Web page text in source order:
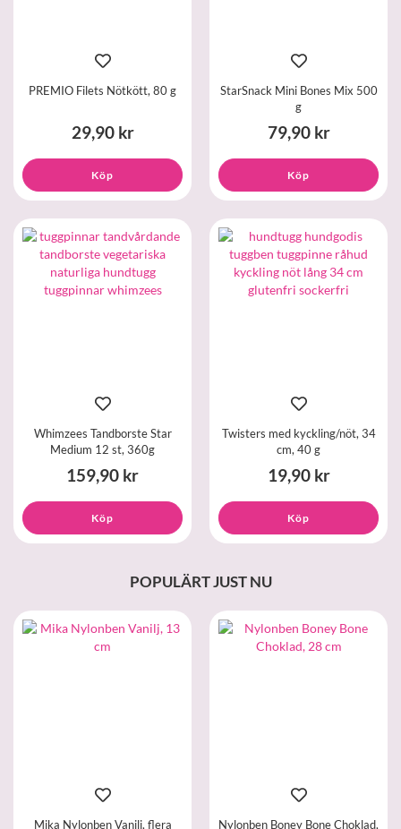
PREMIO Filets Nötkött, 80 g
29,90 kr
Köp
StarSnack Mini Bones Mix 500
g
79,90 kr
Köp
Whimzees Tandborste Star
Medium 12 st, 360g
159,90 kr
Köp
Twisters med kyckling/nöt, 34
cm, 40 g
19,90 kr
Köp
POPULÄRT JUST NU
Mika Nylonben Vanilj, flera Nylonben Boney Bone Choklad,